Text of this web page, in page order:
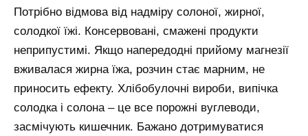
Потрібно відмова від надміру солоної, жирної,
солодкої їжі. Консервовані, смажені продукти
неприпустимі. Якщо напередодні прийому магнезії
вживалася жирна їжа, розчин стає марним, не
приносить ефекту. Хлібобулочні вироби, випічка
солодка і солона – це все порожні вуглеводи,
засмічують кишечник. Бажано дотримуватися